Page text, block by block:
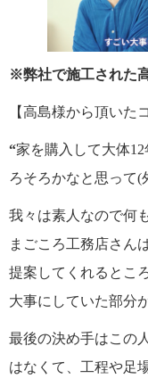
※弊社で施工された
【高島様から頂いた
“家を購入して大体
ろそろかなと思って(
我々は素人なので何
まごころ工務店さん
提案してくれるとこ
大事にしていた部分
最後の決め手はこの
はなくて、工程や足